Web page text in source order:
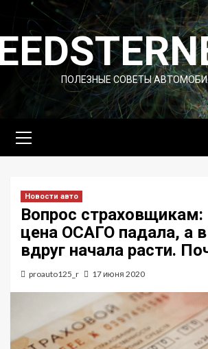
Перейти
содержимому
ПОЛЕЗНЫЕ СОВЕТЫ
меню
Новости авто
Вопрос страховщикам:
цена ОСАГО падала, а
вдруг начала расти.
proauto125_r 17 июня 2020